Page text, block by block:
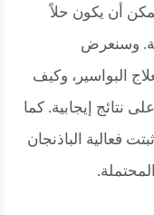
أن يكون حلاً
وسنعرض
البواسير، وكيف
نتائج إيجابية. كما
فعالية الباذنجان